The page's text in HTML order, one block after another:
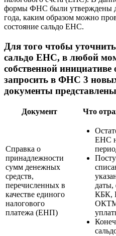
формы ФНС были утверждены
года, каким образом можно
состояние сальдо ЕНС.
Для того чтобы
сальдо ЕНС, в любой
собственной
запросить в ФНС 3
документы
Документ Что
Справка о
принадлежности
сумм денежных
средств,
перечисленных в
качестве единого
налогового
платежа (ЕНП)
ЕНС
КБК,